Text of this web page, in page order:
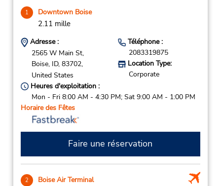
1 Downtown Boise
2.11 mille
Adresse :
2565 W Main St,
Boise, ID, 83702,
United States
Téléphone :
2083319875
Location Type:
Corporate
Heures d'exploitation :
Mon - Fri 8:00 AM - 4:30 PM; Sat 9:00 AM - 1:00 PM
Horaire des Fêtes
Faire une réservation
2 Boise Air Terminal